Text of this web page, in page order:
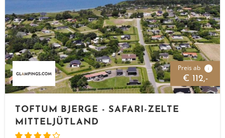
Preis ab i
€ 112,-
TOFTUM BJERGE - SAFARI-ZELTE
MITTELJÜTLAND